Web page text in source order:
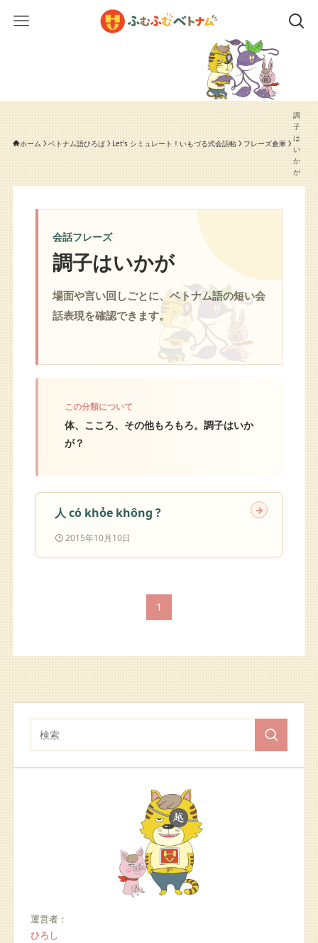
ホーム ベトナム語ひろば Let’s シミュレート！いもづる式会話帖 フレーズ倉庫
調
子
は
い
か
が
会話フレーズ
調子はいかが
場面や言い回しごとに、ベトナム語の短い会
話表現を確認できます。
体、こころ、その他もろもろ。調子はいか
が？
人 có khỏe không ?
2015年10月10日
1
運営者：
ひろし